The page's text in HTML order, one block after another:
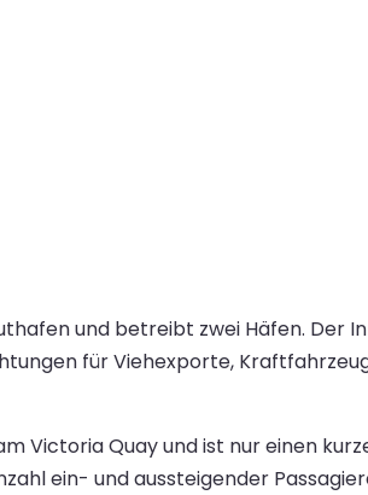
und betreibt zwei Häfen. Der
für Viehexporte,
Victoria Quay und ist nur einen
ein- und aussteigender